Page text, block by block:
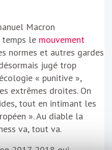
Macron
temps le mouvement
normes et autres gardes
jugé trop
« punitive »,
extrêmes droites. On
tout en intimant les
». Au diable la
va, tout va.